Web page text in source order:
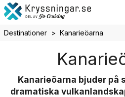
Destinationer Kanarieöarna
Kanarieöarna bjuder på
dramatiska